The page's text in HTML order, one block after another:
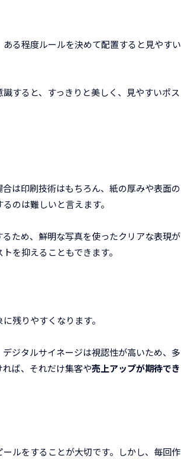
る程度ルールを決めて配置すると見やすい
すると、すっきりと美しく、見やすいポス
は印刷技術はもちろん、紙の厚みや表面の
のは難しいと言えます。
ため、鮮明な写真を使ったクリアな表現が
を抑えることもできます。
残りやすくなります。
ジタルサイネージは視認性が高いため、多
ば、それだけ集客や売上アップが期待でき
ルをすることが大切です。しかし、毎回作